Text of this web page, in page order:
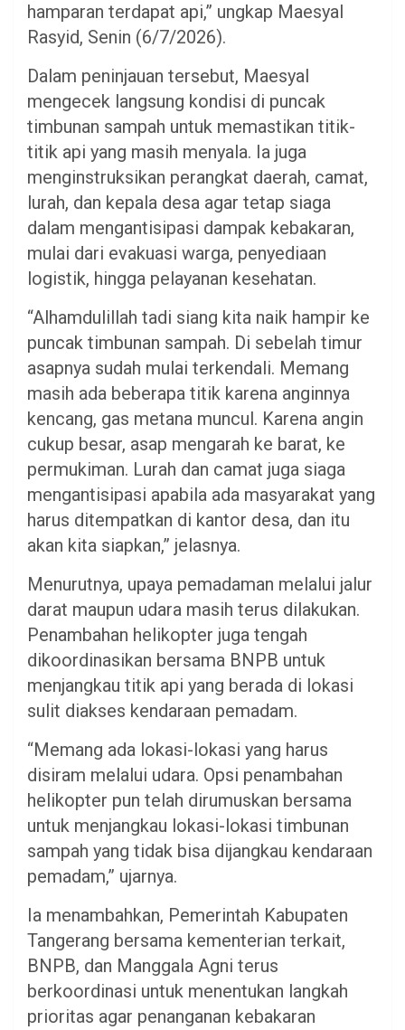
hamparan terdapat api,” ungkap Maesyal
Rasyid, Senin (6/7/2026).
Dalam peninjauan tersebut, Maesyal
mengecek langsung kondisi di puncak
timbunan sampah untuk memastikan titik-
titik api yang masih menyala. Ia juga
menginstruksikan perangkat daerah, camat,
lurah, dan kepala desa agar tetap siaga
dalam mengantisipasi dampak kebakaran,
mulai dari evakuasi warga, penyediaan
logistik, hingga pelayanan kesehatan.
“Alhamdulillah tadi siang kita naik hampir ke
puncak timbunan sampah. Di sebelah timur
asapnya sudah mulai terkendali. Memang
masih ada beberapa titik karena anginnya
kencang, gas metana muncul. Karena angin
cukup besar, asap mengarah ke barat, ke
permukiman. Lurah dan camat juga siaga
mengantisipasi apabila ada masyarakat yang
harus ditempatkan di kantor desa, dan itu
akan kita siapkan,” jelasnya.
Menurutnya, upaya pemadaman melalui jalur
darat maupun udara masih terus dilakukan.
Penambahan helikopter juga tengah
dikoordinasikan bersama BNPB untuk
menjangkau titik api yang berada di lokasi
sulit diakses kendaraan pemadam.
“Memang ada lokasi-lokasi yang harus
disiram melalui udara. Opsi penambahan
helikopter pun telah dirumuskan bersama
untuk menjangkau lokasi-lokasi timbunan
sampah yang tidak bisa dijangkau kendaraan
pemadam,” ujarnya.
Ia menambahkan, Pemerintah Kabupaten
Tangerang bersama kementerian terkait,
BNPB, dan Manggala Agni terus
berkoordinasi untuk menentukan langkah
prioritas agar penanganan kebakaran